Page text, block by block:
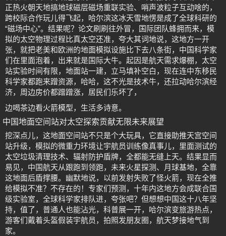
正热火朝天地搞地球磁层磁场重联实验、哨声波粒子互动啥的，
跨校际合作玩儿得飞起，哈尔滨这冰天雪地愣是成了全球科研的
“磁场中心”。结果呢？论文刷刷往外冒，国际团队蜂拥而来，模
拟的太空物理过程比真太空还准，夸大其词地说，这地方一开
张，就把老美和欧洲的地面模拟设施比下去八条街，中国科学家
们在里面泡着，出来就是国际大牛。起因是航天需求爆棚，太空
站实验时间有限，地面站一建，立马填补空白，现在连中东移民
科学家都跑来蹭资源，哈哈，这不光是技术牛，还拉动哈尔滨经
济，周边房价都蹭蹭涨，居民们乐坏了，
边喝茶边看火箭模型，生活多诗意。
中国地面空间站对太空探索贡献无限未来展望
挖深点儿，这地面空间站不只是个大玩具，它直接助推天宫空间
站升级，模拟的微重力环境让宇航员训练像真事儿，里面测试的
太空垃圾清理技术、辐射防护盾牌，全都能无缝上天。结果显而
易见，中国航天从跟跑到领跑，未来火星探测、月球基地，全靠
这地面后盾撑腰。幽默地说，以前发射失败了怪火箭，现在全推
给模拟不准？不存在的！专家们预测，十年内这地方会成联合国
级实验室，全球科学家排队进，夸张吧？但想想中国这十八年坚
持，值了，普通人也能沾光，科普展一开，哈尔滨变旅游热点，
游客们戴着头盔假装宇航员，拍照发朋友圈，航天梦接地气到
家。